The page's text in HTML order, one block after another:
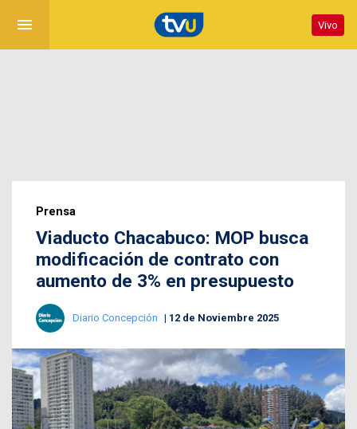
menu Vivo
Prensa
Viaducto Chacabuco: MOP busca
modificación de contrato con
aumento de 3% en presupuesto
Diario Concepción 12 de Noviembre 2025